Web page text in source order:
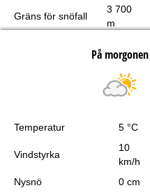
Gräns för snöfall
3 700
m
På morgonen
Temperatur 5 °C
Vindstyrka
10
km/h
Nysnö
0 cm